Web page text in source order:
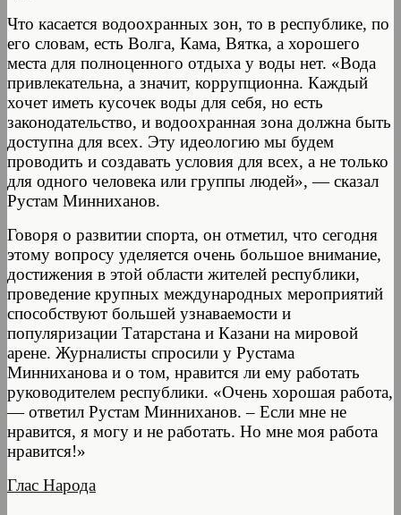
Что касается водоохранных зон, то в республике, по
его словам, есть Волга, Кама, Вятка, а хорошего
места для полноценного отдыха у воды нет. «Вода
привлекательна, а значит, коррупционна. Каждый
хочет иметь кусочек воды для себя, но есть
законодательство, и водоохранная зона должна быть
доступна для всех. Эту идеологию мы будем
проводить и создавать условия для всех, а не только
для одного человека или группы людей», — сказал
Рустам Минниханов.
Говоря о развитии спорта, он отметил, что сегодня
этому вопросу уделяется очень большое внимание,
достижения в этой области жителей республики,
проведение крупных международных мероприятий
способствуют большей узнаваемости и
популяризации Татарстана и Казани на мировой
арене. Журналисты спросили у Рустама
Минниханова и о том, нравится ли ему работать
руководителем республики. «Очень хорошая работа,
— ответил Рустам Минниханов. – Если мне не
нравится, я могу и не работать. Но мне моя работа
нравится!»
Глас Народа